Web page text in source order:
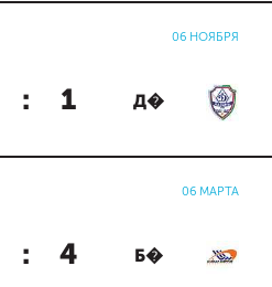
06 НОЯБРЯ
: 1 Д�
06 МАРТА
: 4 Б�